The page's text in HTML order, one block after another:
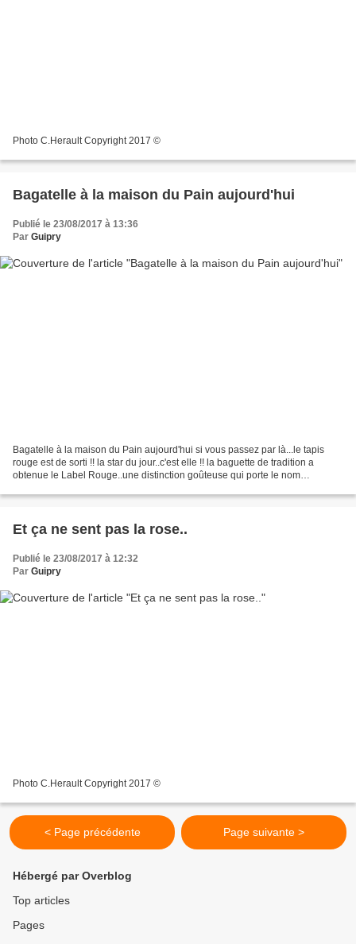
Photo C.Herault Copyright 2017 ©
Bagatelle à la maison du Pain aujourd'hui
Publié le 23/08/2017 à 13:36
Par Guipry
Bagatelle à la maison du Pain aujourd'hui si vous passez par là...le tapis
rouge est de sorti !! la star du jour..c'est elle !! la baguette de tradition a
obtenue le Label Rouge..une distinction goûteuse qui porte le nom
Et ça ne sent pas la rose..
Publié le 23/08/2017 à 12:32
Par Guipry
Photo C.Herault Copyright 2017 ©
< Page précédente Page suivante >
Hébergé par Overblog
Top articles
Pages